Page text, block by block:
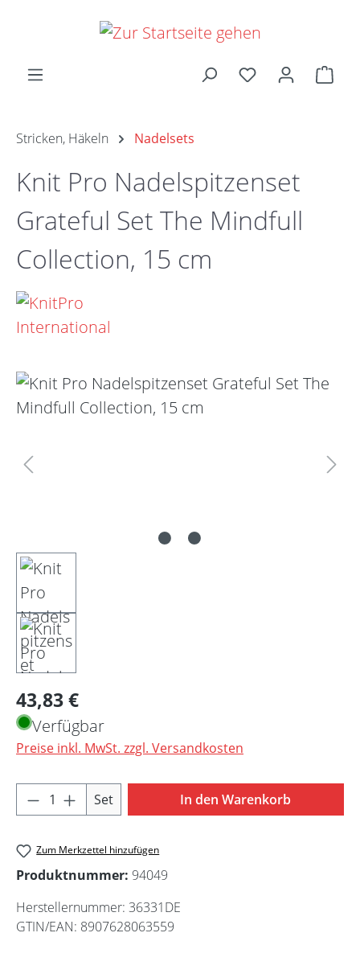
Zum Hauptinhalt springen
Stricken, Häkeln Nadelsets
Knit Pro Nadelspitzenset
Grateful Set The Mindfull
Collection, 15 cm
Bildergalerie überspringen
Regulärer Preis:
43,83 €
Verfügbar
Preise inkl. MwSt. zzgl. Versandkosten
Produkt Anzahl: Gib den gewünschten
Set In den Warenkorb
Zum Merkzettel hinzufügen
Produktnummer: 94049
Herstellernummer: 36331DE
GTIN/EAN: 8907628063559